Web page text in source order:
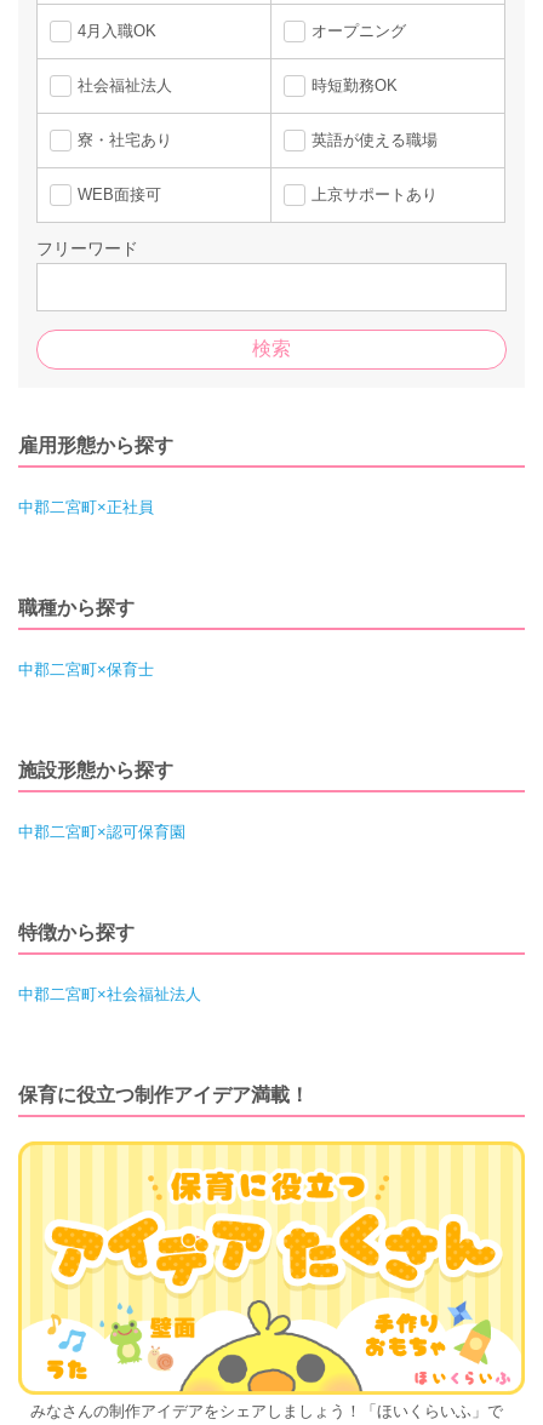
4月入職OK オープニング
社会福祉法人 時短勤務OK
寮・社宅あり 英語が使える職場
WEB面接可 上京サポートあり
フリーワード
雇用形態から探す
中郡二宮町×正社員
職種から探す
中郡二宮町×保育士
施設形態から探す
中郡二宮町×認可保育園
特徴から探す
中郡二宮町×社会福祉法人
保育に役立つ制作アイデア満載！
みなさんの制作アイデアをシェアしましょう！「ほいくらいふ」で